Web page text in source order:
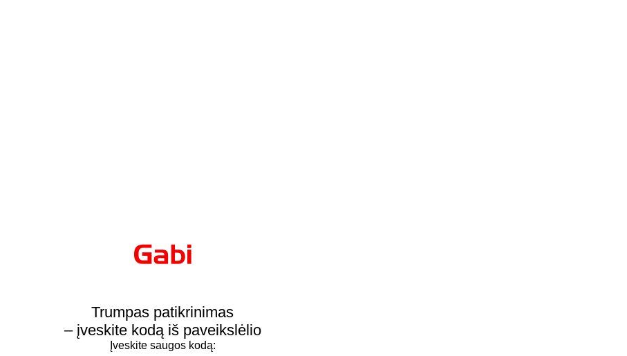
Trumpas patikrinimas
– įveskite kodą iš paveikslėlio
Įveskite saugos kodą: